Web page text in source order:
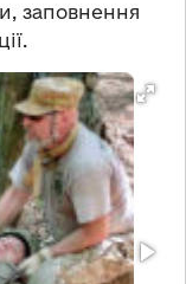
заповнення